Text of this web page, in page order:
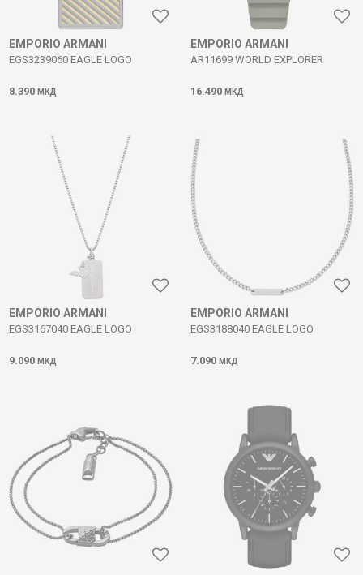
EMPORIO ARMANI
EGS3239060 EAGLE LOGO
8.390 МКД
EMPORIO ARMANI
AR11699 WORLD EXPLORER
16.490 МКД
EMPORIO ARMANI
EGS3167040 EAGLE LOGO
9.090 МКД
EMPORIO ARMANI
EGS3188040 EAGLE LOGO
7.090 МКД